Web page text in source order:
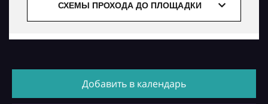
СХЕМЫ ПРОХОДА ДО ПЛОЩАДКИ
Добавить в календарь